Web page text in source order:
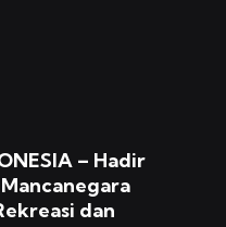
– Hadir
dan